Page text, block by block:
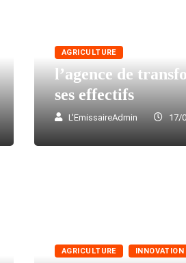
AGRICULTURE
l’agence de
ses effectifs
L'EmissaireAdmin 17/
AGRICULTURE